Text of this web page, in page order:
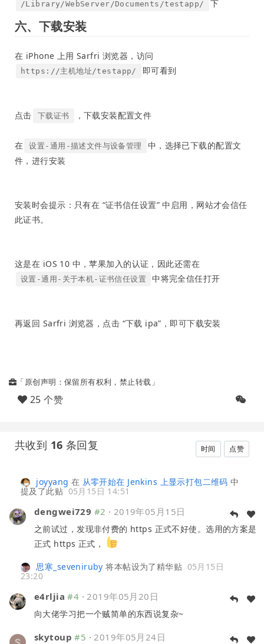
/Library/WebServer/Documents/testapp/ 下
六、下载安装
在 iPhone 上用 Sarfri 浏览器，访问
https://主机地址/testapp/ 即可看到
点击 下载证书 ，下载安装配置文件
在 设置-通用-描述文件与设备管理
中，选择已下载的配置文
件，进行安装
安装时会提示：只有在 “证书信任设置” 中启用，网站才会信任
此证书。
这是在 iOS 10 中，苹果加入的认证，因此还需在
设置-通用-关于本机-证书信任设置 中将完全信任打开
再返回 Sarfri 浏览器，点击 “下载 ipa”，即可下载安装
「原创声明：保留所有权利，禁止转载」
25 个赞
共收到 16 条回复 时间 点赞
joyyang 在 从零开始在 Jenkins 上显示打包二维码 中
提及了此贴 05月15日 14:51
dengwei729 #2 · 2019年05月15日
之前试过，发现非付费的 https 正式不好使。选用的方案是
正式 https 正式，
思寒_seveniruby 将本帖设为了精华贴 05月15日
23:20
e4rljia #4 ·2019年05月20日
向大佬学习把一个贼简单的东西说复杂~
skytoup #5 ·2019年05月24日